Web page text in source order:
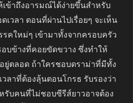
ข้าถึงอารมณ์ได้ง่ายขึ้นสำหรับ
วลา ตอนที่ผ่านไปเรื่อยๆ จะเห็น
คใหม่ๆ เข้ามาทั้งจากครอบครัว
บข้างที่คอยขัดขวาง ซึ่งทำให้
ยู่ตลอด ถ้าใครชอบดราม่าที่มีทั้ง
ลาที่ต้องลุ้นตอนโกรธ รับรองว่า
รับคนที่ไม่ชอบซีรีส์ยาวอาจต้อง